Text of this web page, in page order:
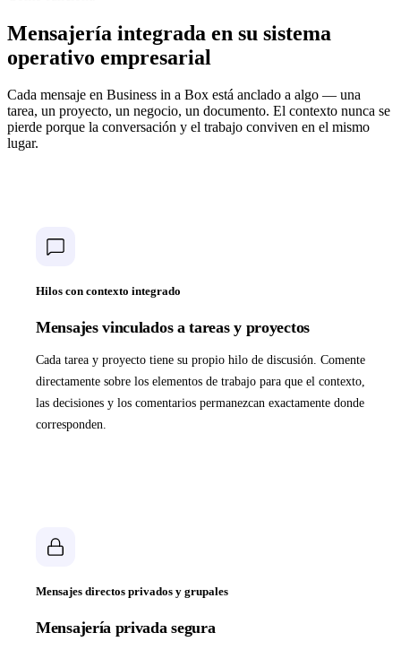
Mensajería integrada en su sistema
operativo empresarial
Cada mensaje en Business in a Box está anclado a algo — una
tarea, un proyecto, un negocio, un documento. El contexto nunca se
pierde porque la conversación y el trabajo conviven en el mismo
lugar.
Hilos con contexto integrado
Mensajes vinculados a tareas y proyectos
Cada tarea y proyecto tiene su propio hilo de discusión. Comente
directamente sobre los elementos de trabajo para que el contexto,
las decisiones y los comentarios permanezcan exactamente donde
corresponden.
Mensajes directos privados y grupales
Mensajería privada segura